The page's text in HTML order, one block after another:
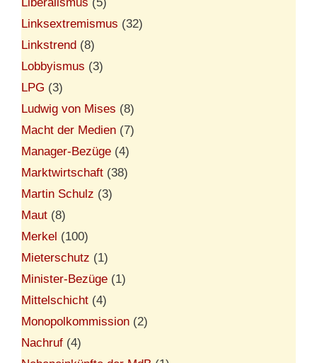
Linksextremismus (32)
Linkstrend (8)
Lobbyismus (3)
LPG (3)
Ludwig von Mises (8)
Macht der Medien (7)
Manager-Bezüge (4)
Marktwirtschaft (38)
Martin Schulz (3)
Maut (8)
Merkel (100)
Mieterschutz (1)
Minister-Bezüge (1)
Mittelschicht (4)
Monopolkommission (2)
Nachruf (4)